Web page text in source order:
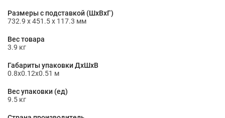
Размеры с подставкой (ШxВxГ)
732.9 x 451.5 x 117.3 мм
Вес товара
3.9 кг
Габариты упаковки ДхШхВ
0.8x0.12x0.51 м
Вес упаковки (ед)
9.5 кг